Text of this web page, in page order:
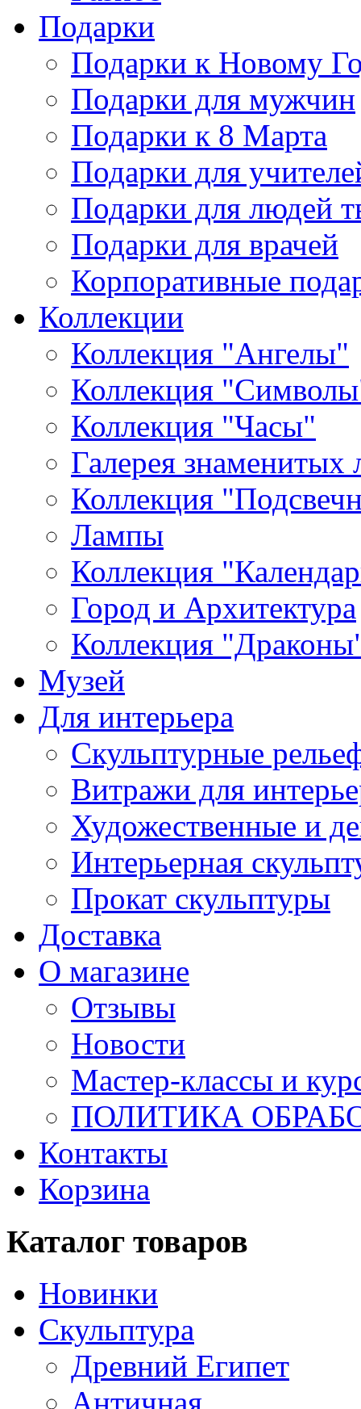
Подарки
Подарки к Новому
Подарки для мужчин
Подарки к 8 Марта
Подарки для
Подарки для людей
Подарки для врачей
Корпоративные
Коллекции
Коллекция "Ангелы"
Коллекция
Коллекция "Часы"
Галерея знаменитых
Коллекция
Лампы
Коллекция
Город и Архитектура
Коллекция
Музей
Для интерьера
Скульптурные
Витражи для
Художественные и
Интерьерная
Прокат скульптуры
Доставка
О магазине
Отзывы
Новости
Мастер-классы и
ПОЛИТИКА
Контакты
Корзина
Каталог товаров
Новинки
Скульптура
Древний Египет